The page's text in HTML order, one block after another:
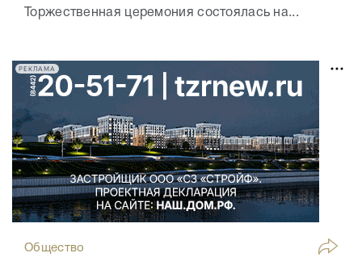
Торжественная церемония состоялась на...
РЕКЛАМА
Общество